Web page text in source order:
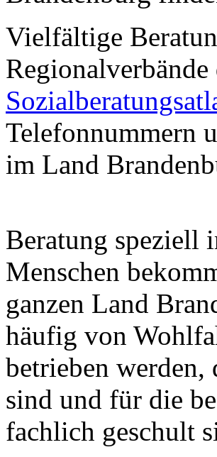
Vielfältige
Telefonnummern
im Land
Beratung speziell
Menschen
ganzen Land
häufig von
betrieben
sind und für die
fachlich geschult